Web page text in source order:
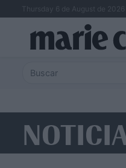
Thursday 6 de August de 2026